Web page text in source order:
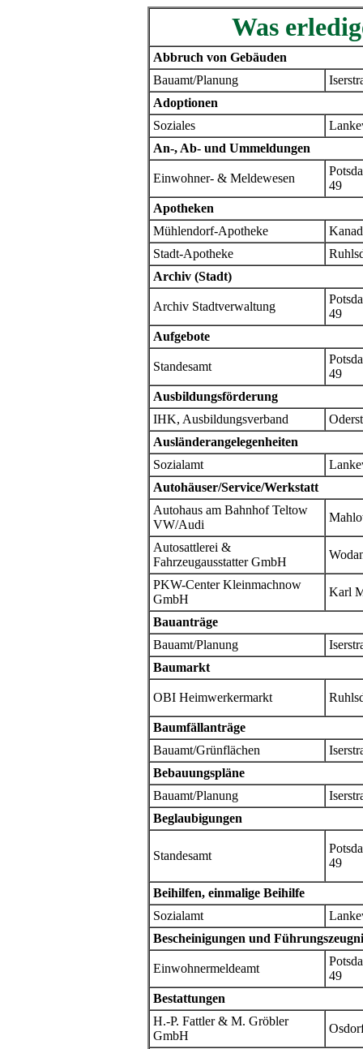
Was
Abbruch von Gebäuden
Bauamt/Planung
Adoptionen
Soziales
An-, Ab- und Ummeldungen
Einwohner- & Meldewesen
49
Apotheken
Mühlendorf-Apotheke
Stadt-Apotheke
Archiv (Stadt)
Archiv Stadtverwaltung
49
Aufgebote
Standesamt
49
Ausbildungsförderung
IHK, Ausbildungsverband
Ausländerangelegenheiten
Sozialamt
Autohäuser/Service/Werkstatt
Autohaus am Bahnhof Teltow
VW/Audi
Autosattlerei &
Fahrzeugausstatter GmbH
PKW-Center Kleinmachnow
GmbH
Karl
Bauanträge
Bauamt/Planung
Baumarkt
OBI Heimwerkermarkt
Baumfällanträge
Bauamt/Grünflächen
Bebauungspläne
Bauamt/Planung
Beglaubigungen
Standesamt
49
Beihilfen, einmalige Beihilfe
Sozialamt
Bescheinigungen und
Einwohnermeldeamt
49
Bestattungen
H.-P. Fattler & M. Gröbler
GmbH